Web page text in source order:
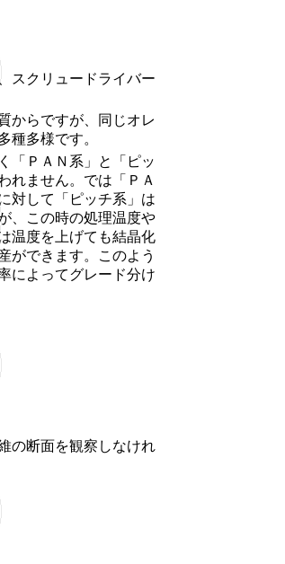
スクリュードライバー
からですが、同じオレ
種多様です。
「ＰＡＮ系」と「ピッ
れません。では「ＰＡ
対して「ピッチ系」は
、この時の処理温度や
温度を上げても結晶化
ができます。このよう
によってグレード分け
の断面を観察しなけれ